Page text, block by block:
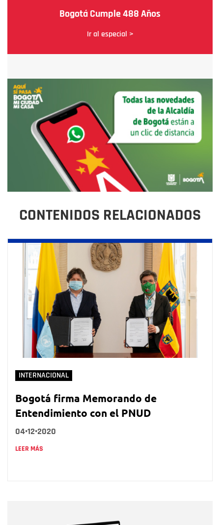
Bogotá Cumple 488 Años
Ir al especial >
CONTENIDOS RELACIONADOS
INTERNACIONAL
Bogotá firma Memorando de
Entendimiento con el PNUD
04•12•2020
LEER MÁS